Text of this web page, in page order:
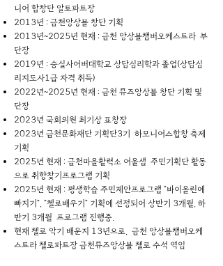
니어 합창단 알토파트장
2013년 : 금천앙상블 창단 기획
2013년~2025년 현재 : 금천 앙상블챔버오케스트라 부
단장
2019년 : 숭실사어버대학교 상담심리학과 졸업(상담심
리지도사1급 자격 취득)
2022년~2025년 현재 : 금천 뮤즈앙상블 창단 기획 및
단장
2023년 국회의원 최기상 표창장
2023년 금천문화재단 기획단3기 하모니어스합창 축제
기획
2025년 현재 : 금천마을활력소 어울샘 주민기획단 활동
으로 취향찾기프로그램 기획
2025년 현재 : 평생학습 주민제안프로그램 "바이올린에
빠지기", "첼로배우기" 기획에 선정되어 상반기 3개월, 하
반기 3개월 프로그램 진행중.
현재 첼로 악기 배운지 13년으로, 금천 앙상블챔버오케
스트라 첼로파트장 금천뮤즈앙상블 첼로 수석 역임